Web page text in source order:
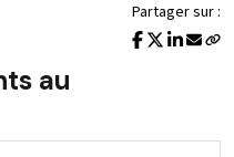
Partager sur :
au